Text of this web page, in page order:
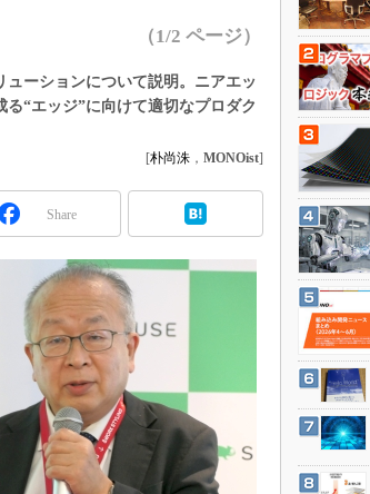
りワールド
デジタルツインとCAE
OP
インダストリー4.0
イノベーション
製造業ビッグデータ
メイドインジャパン
植物工場
知財マネジメント
海外生産
（1/2 ページ）
ーションについて説明。ニアエッ
“エッジ”に向けて適切なプロダク
[朴尚洙 ， MONOist]
Share